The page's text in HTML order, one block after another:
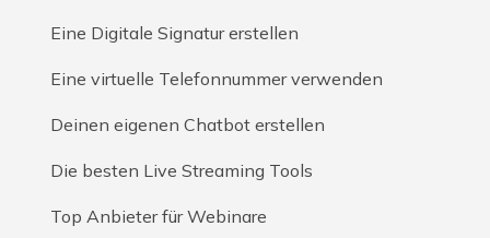
Eine Digitale Signatur erstellen
Eine virtuelle Telefonnummer verwenden
Deinen eigenen Chatbot erstellen
Die besten Live Streaming Tools
Top Anbieter für Webinare